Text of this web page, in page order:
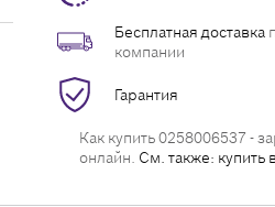
Бесплатная доставка
компании
Гарантия
Как купить 0258006537 -
онлайн. См. также: купить